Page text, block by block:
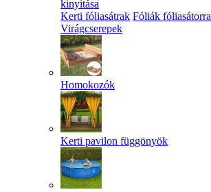
kinyitása
Kerti fóliasátrak Fóliák fóliasátorra
Virágcserepek
Homokozók
Kerti pavilon függönyök